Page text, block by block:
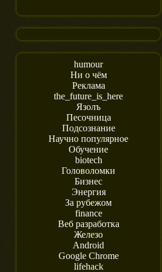
humour
Ни о чём
Реклама
the_future_is_here
Язолъ
Песочница
Подсознание
Научно популярное
Обучение
biotech
Головоломки
Бизнес
Энергия
За рубежом
finance
Веб разработка
Железо
Android
Google Chrome
lifehack